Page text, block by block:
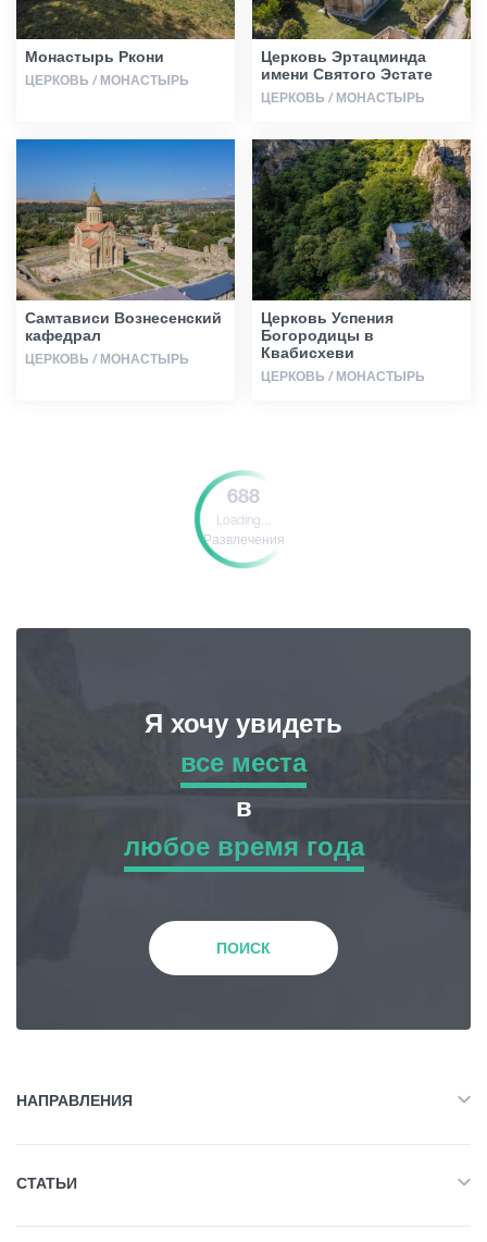
Монастырь Ркони
ЦЕРКОВЬ / МОНАСТЫРЬ
Церковь Эртацминда
имени Святого Эстате
ЦЕРКОВЬ / МОНАСТЫРЬ
Самтависи Вознесенский
кафедрал
ЦЕРКОВЬ / МОНАСТЫРЬ
Церковь Успения
Богородицы в
Квабисхеви
ЦЕРКОВЬ / МОНАСТЫРЬ
688
Loading...
Развлечения
Я хочу увидеть
все места
все места
в
любое время года
любое время года
ПОИСК
НАПРАВЛЕНИЯ
СТАТЬИ